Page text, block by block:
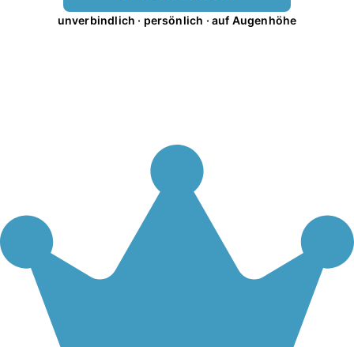
unverbindlich · persönlich · auf Augenhöhe